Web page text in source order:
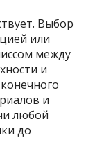
Выбор
или
между
и
и
любой
до